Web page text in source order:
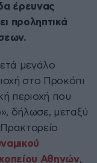
έρευνας
προληπτικά
μεγάλο
στο Προκόπι
περιοχή που
δήλωσε, μεταξύ
Αθηνών,